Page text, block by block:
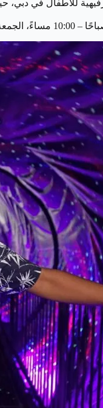
للأطفال في دبي،